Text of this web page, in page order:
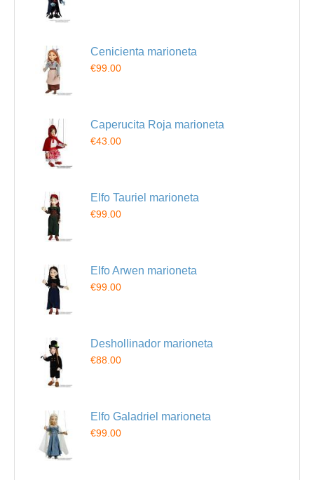
Cenicienta marioneta
€99.00
Caperucita Roja marioneta
€43.00
Elfo Tauriel marioneta
€99.00
Elfo Arwen marioneta
€99.00
Deshollinador marioneta
€88.00
Elfo Galadriel marioneta
€99.00